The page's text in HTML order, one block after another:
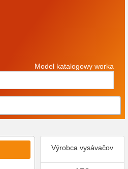
Model katalogowy worka
Výrobca vysávačov